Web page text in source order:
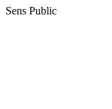
Sens Public